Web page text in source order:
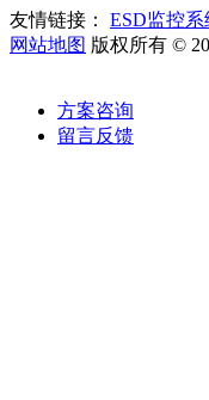
友情链接：
ESD监控系
网站地图 版权所有 ©
方案咨询
留言反馈